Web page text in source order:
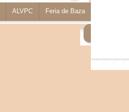
ALVPC Feria de Baza